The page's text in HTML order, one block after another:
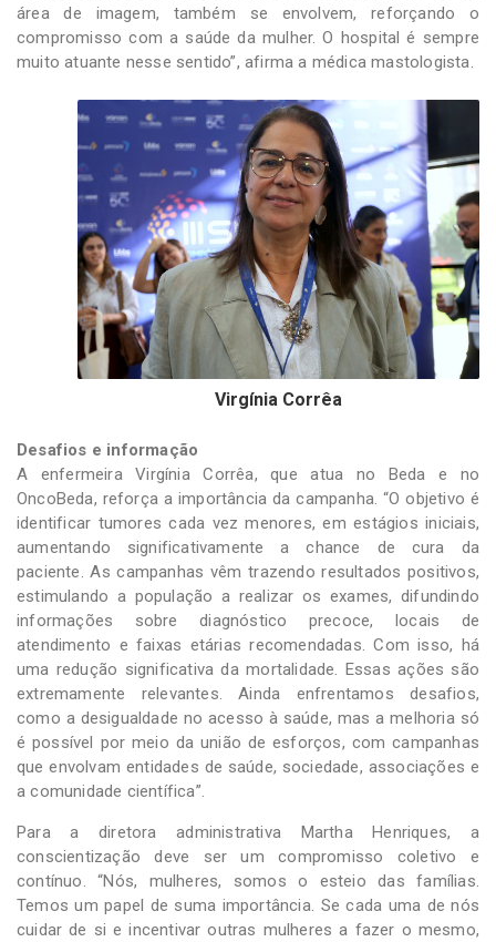
área de imagem, também se envolvem, reforçando o
compromisso com a saúde da mulher. O hospital é sempre
muito atuante nesse sentido”, afirma a médica mastologista.
Virgínia Corrêa
Desafios e informação
A enfermeira Virgínia Corrêa, que atua no Beda e no
OncoBeda, reforça a importância da campanha. “O objetivo é
identificar tumores cada vez menores, em estágios iniciais,
aumentando significativamente a chance de cura da
paciente. As campanhas vêm trazendo resultados positivos,
estimulando a população a realizar os exames, difundindo
informações sobre diagnóstico precoce, locais de
atendimento e faixas etárias recomendadas. Com isso, há
uma redução significativa da mortalidade. Essas ações são
extremamente relevantes. Ainda enfrentamos desafios,
como a desigualdade no acesso à saúde, mas a melhoria só
é possível por meio da união de esforços, com campanhas
que envolvam entidades de saúde, sociedade, associações e
a comunidade científica”.
Para a diretora administrativa Martha Henriques, a
conscientização deve ser um compromisso coletivo e
contínuo. “Nós, mulheres, somos o esteio das famílias.
Temos um papel de suma importância. Se cada uma de nós
cuidar de si e incentivar outras mulheres a fazer o mesmo,